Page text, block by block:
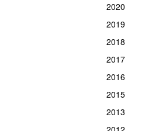
2020
2019
2018
2017
2016
2015
2013